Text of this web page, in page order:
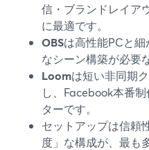
信・ブランドレイア
に最適です。
OBSは高性能PCと
なシーン構築が必要
Loomは短い非同期
し、Facebook本番
ターです。
セットアップは信頼
度」な構成が、最も